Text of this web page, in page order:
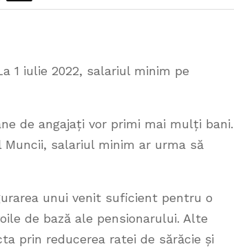
1 iulie 2022, salariul minim pe
de angajați vor primi mai mulți bani.
salariul minim ar urma să
unui venit suficient pentru o
de bază ale pensionarului. Alte
prin reducerea ratei de sărăcie și